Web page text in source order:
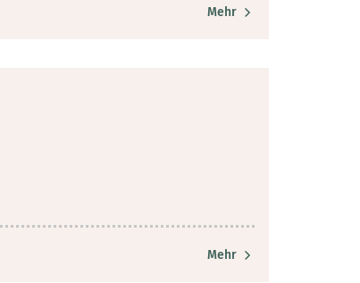
Mehr
Mehr